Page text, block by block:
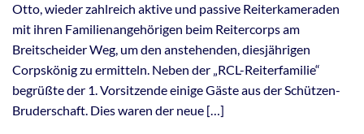
Otto, wieder zahlreich aktive und passive Reiterkameraden
mit ihren Familienangehörigen beim Reitercorps am
Breitscheider Weg, um den anstehenden, diesjährigen
Corpskönig zu ermitteln. Neben der „RCL-Reiterfamilie“
begrüßte der 1. Vorsitzende einige Gäste aus der Schützen-
Bruderschaft. Dies waren der neue […]